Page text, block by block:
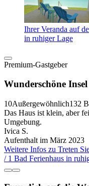
Ihrer Veranda auf
in ruhiger Lage
Premium-Gastgeber
Wunderschöne Insel
10Außergewöhnlich132
Das Haus ist klein, aber
Umgebung.
Ivica S.
Aufenthalt im März 2023
Weitere Infos zu Treten
/ 1 Bad Ferienhaus in